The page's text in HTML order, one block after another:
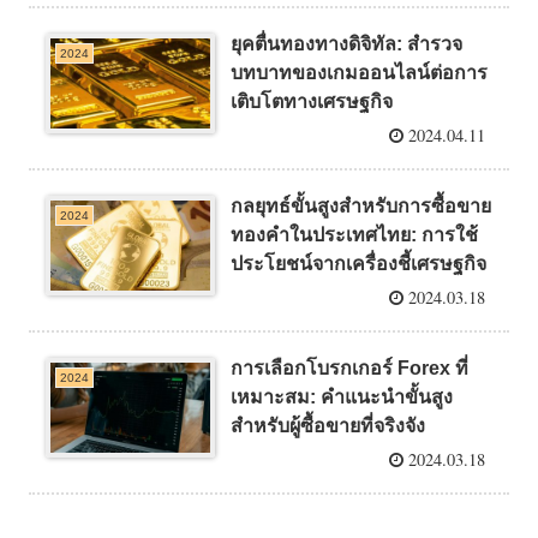
2024
ยุคตื่นทองทางดิจิทัล: สำรวจ
บทบาทของเกมออนไลน์ต่อการ
เติบโตทางเศรษฐกิจ
2024.04.11
2024
กลยุทธ์ขั้นสูงสำหรับการซื้อขาย
ทองคำในประเทศไทย: การใช้
ประโยชน์จากเครื่องชี้เศรษฐกิจ
2024.03.18
2024
การเลือกโบรกเกอร์ Forex ที่
เหมาะสม: คำแนะนำขั้นสูง
สำหรับผู้ซื้อขายที่จริงจัง
2024.03.18